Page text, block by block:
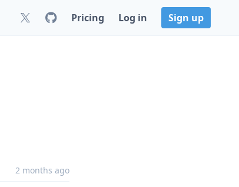
Pricing Log in Sign up
2 months ago